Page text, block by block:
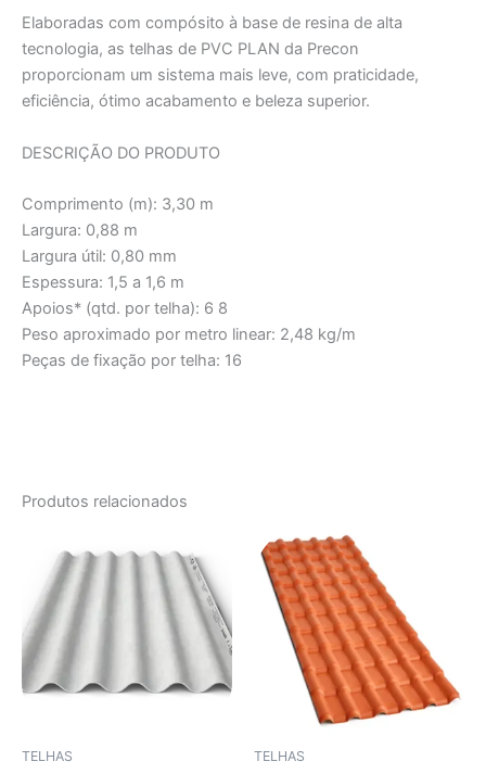
Elaboradas com compósito à base de resina de alta
tecnologia, as telhas de PVC PLAN da Precon
proporcionam um sistema mais leve, com praticidade,
eficiência, ótimo acabamento e beleza superior.
DESCRIÇÃO DO PRODUTO
Comprimento (m): 3,30 m
Largura: 0,88 m
Largura útil: 0,80 mm
Espessura: 1,5 a 1,6 m
Apoios* (qtd. por telha): 6 8
Peso aproximado por metro linear: 2,48 kg/m
Peças de fixação por telha: 16
Produtos relacionados
TELHAS TELHAS